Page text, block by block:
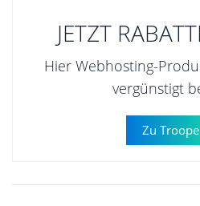
JETZT
Hier Webhosting-
vergünstigt
Zu